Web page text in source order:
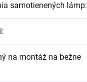
samotienených lámp:
:
na montáž na bežne